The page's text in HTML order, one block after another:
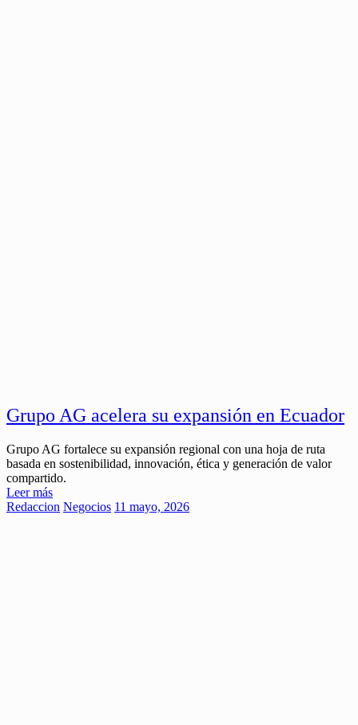
Grupo AG acelera su expansión en Ecuador
Grupo AG fortalece su expansión regional con una hoja de ruta
basada en sostenibilidad, innovación, ética y generación de valor
compartido.
Leer más
Redaccion Negocios 11 mayo, 2026